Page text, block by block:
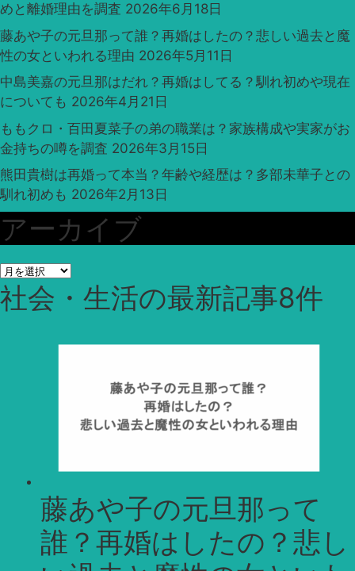
めと離婚理由を調査 2026年6月18日
藤あや子の元旦那って誰？再婚はしたの？悲しい過去と魔
性の女といわれる理由 2026年5月11日
中島美嘉の元旦那はだれ？再婚はしてる？馴れ初めや現在
についても 2026年4月21日
ももクロ・百田夏菜子の弟の職業は？家族構成や実家がお
金持ちの噂を調査 2026年3月15日
熊田貴樹は再婚って本当？年齢や経歴は？多部未華子との
馴れ初めも 2026年2月13日
アーカイブ
ア
ー
カ
社会・生活の最新記事8件
藤あや子の元旦那って
誰？再婚はしたの？悲し